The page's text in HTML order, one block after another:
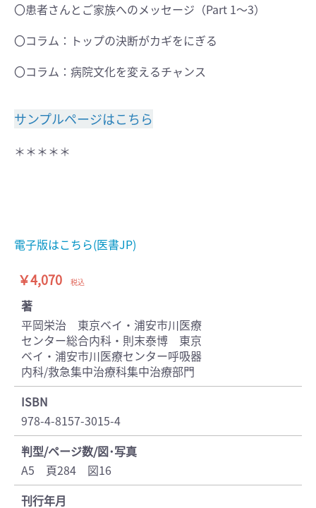
〇患者さんとご家族へのメッセージ（Part 1〜3）
〇コラム：トップの決断がカギをにぎる
〇コラム：病院文化を変えるチャンス
サンプルページはこちら
＊＊＊＊＊
電子版はこちら(医書JP)
￥4,070 税込
著
平岡栄治 東京ベイ・浦安市川医療
センター総合内科・則末泰博 東京
ベイ・浦安市川医療センター呼吸器
内科/救急集中治療科集中治療部門
ISBN
978-4-8157-3015-4
判型/ページ数/図･写真
A5 頁284 図16
刊行年月